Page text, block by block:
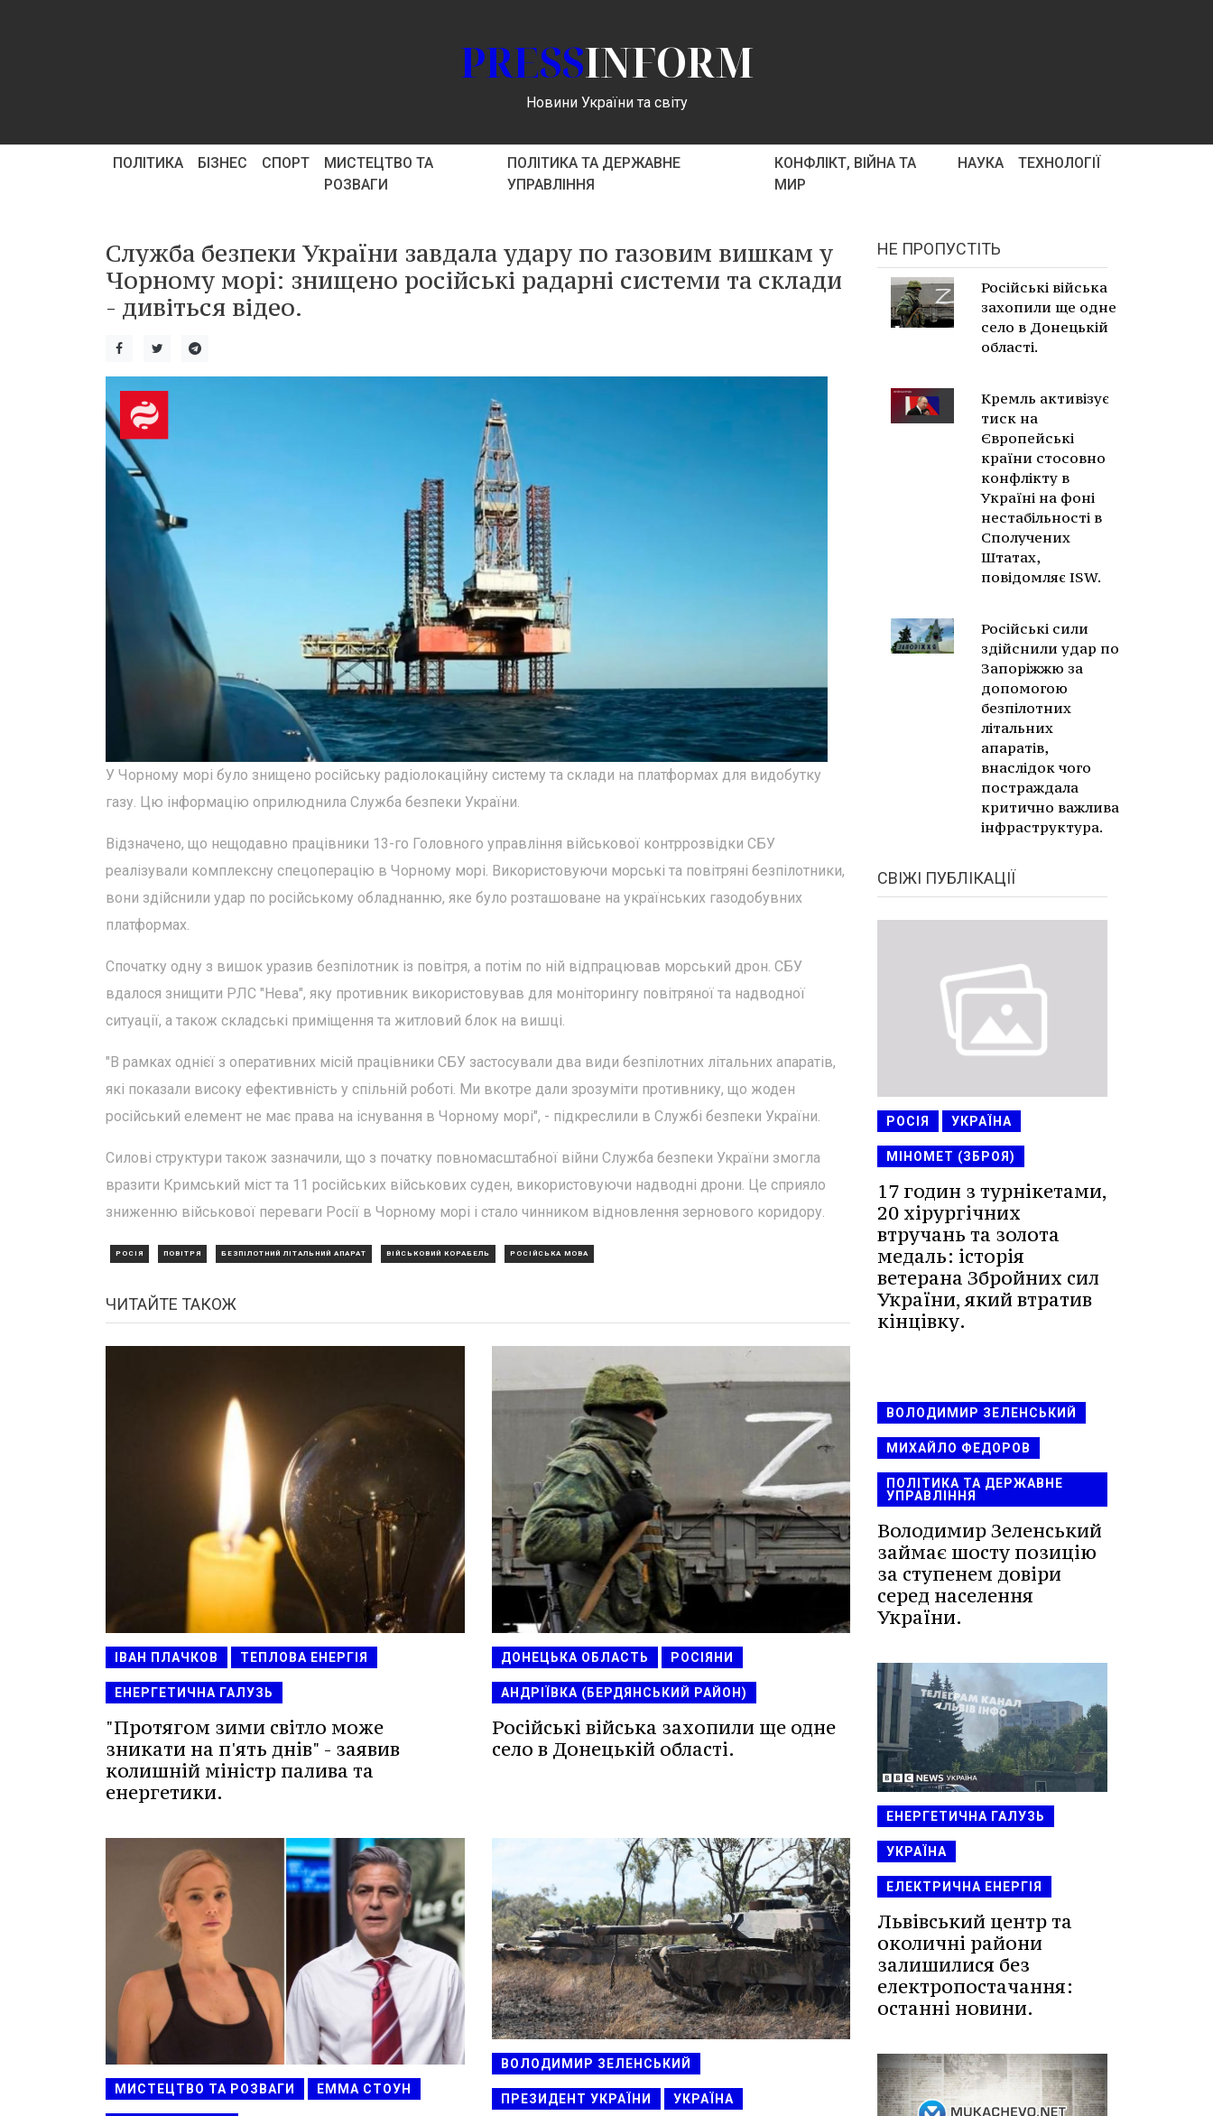
PRESSINFORM
Новини України та світу
ПОЛІТИКА БІЗНЕС СПОРТ
МИСТЕЦТВО ТА
РОЗВАГИ
ПОЛІТИКА ТА ДЕРЖАВНЕ
УПРАВЛІННЯ
КОНФЛІКТ, ВІЙНА ТА
МИР
НАУКА ТЕХНОЛОГІЇ
Служба безпеки України завдала удару по газовим вишкам у
Чорному морі: знищено російські радарні системи та склади
- дивіться відео.
У Чорному морі було знищено російську радіолокаційну систему та склади на платформах для видобутку
газу. Цю інформацію оприлюднила Служба безпеки України.
Відзначено, що нещодавно працівники 13-го Головного управління військової контррозвідки СБУ
реалізували комплексну спецоперацію в Чорному морі. Використовуючи морські та повітряні безпілотники,
вони здійснили удар по російському обладнанню, яке було розташоване на українських газодобувних
платформах.
Спочатку одну з вишок уразив безпілотник із повітря, а потім по ній відпрацював морський дрон. СБУ
вдалося знищити РЛС "Нева", яку противник використовував для моніторингу повітряної та надводної
ситуації, а також складські приміщення та житловий блок на вишці.
"В рамках однієї з оперативних місій працівники СБУ застосували два види безпілотних літальних апаратів,
які показали високу ефективність у спільній роботі. Ми вкотре дали зрозуміти противнику, що жоден
російський елемент не має права на існування в Чорному морі", - підкреслили в Службі безпеки України.
Силові структури також зазначили, що з початку повномасштабної війни Служба безпеки України змогла
вразити Кримський міст та 11 російських військових суден, використовуючи надводні дрони. Це сприяло
зниженню військової переваги Росії в Чорному морі і стало чинником відновлення зернового коридору.
РОСІЯ ПОВІТРЯ БЕЗПІЛОТНИЙ ЛІТАЛЬНИЙ АПАРАТ ВІЙСЬКОВИЙ КОРАБЕЛЬ РОСІЙСЬКА МОВА
ЧИТАЙТЕ ТАКОЖ
ІВАН ПЛАЧКОВ ТЕПЛОВА ЕНЕРГІЯ
ЕНЕРГЕТИЧНА ГАЛУЗЬ
"Протягом зими світло може
зникати на п'ять днів" - заявив
колишній міністр палива та
енергетики.
ДОНЕЦЬКА ОБЛАСТЬ РОСІЯНИ
АНДРІЇВКА (БЕРДЯНСЬКИЙ РАЙОН)
Російські війська захопили ще одне
село в Донецькій області.
МИСТЕЦТВО ТА РОЗВАГИ ЕММА СТОУН
ВОЛОДИМИР ЗЕЛЕНСЬКИЙ
ПРЕЗИДЕНТ УКРАЇНИ УКРАЇНА
НЕ ПРОПУСТІТЬ
Російські війська
захопили ще одне
село в Донецькій
області.
Кремль активізує
тиск на
Європейські
країни стосовно
конфлікту в
Україні на фоні
нестабільності в
Сполучених
Штатах,
повідомляє ISW.
Російські сили
здійснили удар по
Запоріжжю за
допомогою
безпілотних
літальних
апаратів,
внаслідок чого
постраждала
критично важлива
інфраструктура.
СВІЖІ ПУБЛІКАЦІЇ
РОСІЯ УКРАЇНА
МІНОМЕТ (ЗБРОЯ)
17 годин з турнікетами,
20 хірургічних
втручань та золота
медаль: історія
ветерана Збройних сил
України, який втратив
кінцівку.
ВОЛОДИМИР ЗЕЛЕНСЬКИЙ
МИХАЙЛО ФЕДОРОВ
ПОЛІТИКА ТА ДЕРЖАВНЕ
УПРАВЛІННЯ
Володимир Зеленський
займає шосту позицію
за ступенем довіри
серед населення
України.
ЕНЕРГЕТИЧНА ГАЛУЗЬ
УКРАЇНА
ЕЛЕКТРИЧНА ЕНЕРГІЯ
Львівський центр та
околичні райони
залишилися без
електропостачання:
останні новини.